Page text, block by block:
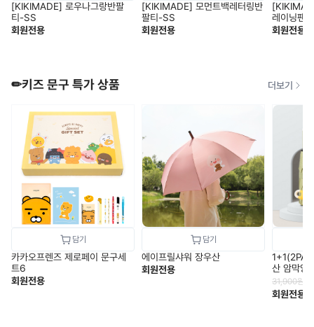
[KIKIMADE] 로우나그랑반팔
티-SS
회원전용
[KIKIMADE] 모먼트백레터링반
팔티-SS
회원전용
레이닝팬
회원전용
✏키즈 문구 특가 상품 더보기
카카오프렌즈 제로페이 문구세
트6
회원전용
에이프릴샤워 장우산
회원전용
산 암막양
31,900원
회원전용